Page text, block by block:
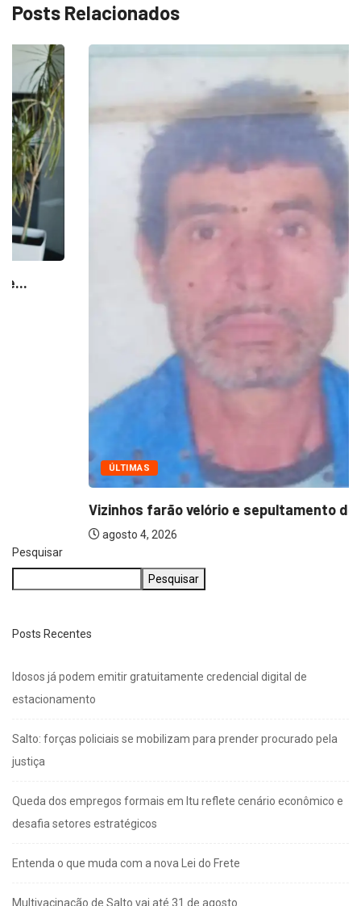
Posts Relacionados
Vizinhos farão velório e sepultamento de idoso...
agosto 4, 2026
Pesquisar
Pesquisar
Posts Recentes
Idosos já podem emitir gratuitamente credencial digital de
estacionamento
Salto: forças policiais se mobilizam para prender procurado pela
justiça
Queda dos empregos formais em Itu reflete cenário econômico e
desafia setores estratégicos
Entenda o que muda com a nova Lei do Frete
Multivacinação de Salto vai até 31 de agosto